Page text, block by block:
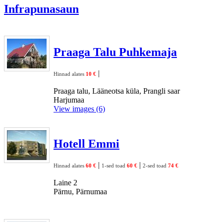
Infrapunasaun
Praaga Talu Puhkemaja
Hinnad alates 10 € |
Praaga talu, Lääneotsa küla, Prangli saar
Harjumaa
View images (6)
Hotell Emmi
Hinnad alates 60 € | 1-sed toad 60 € | 2-sed toad 74 €
Laine 2
Pärnu, Pärnumaa